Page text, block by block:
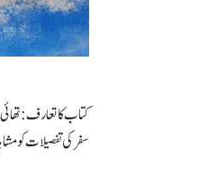
کتاب کا تعارف:
سفر کی تفصیلات کو